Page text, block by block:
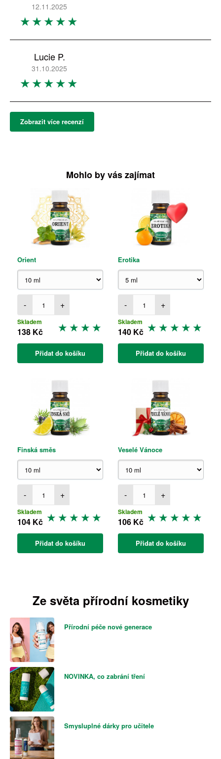
12.11.2025
Lucie P.
31.10.2025
Zobrazit více recenzí
Mohlo by vás zajímat
Orient
- +
Skladem
138 Kč
Přidat do košíku
Erotika
- +
Skladem
140 Kč
Přidat do košíku
Finská směs
- +
Skladem
104 Kč
Přidat do košíku
Veselé Vánoce
- +
Skladem
106 Kč
Přidat do košíku
Ze světa přírodní kosmetiky
Přírodní péče nové generace
NOVINKA, co zabrání tření
Smysluplné dárky pro učitele